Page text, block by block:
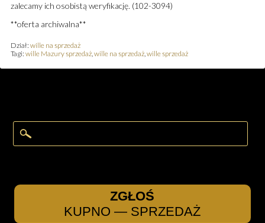
zalecamy ich osobistą weryfikację. (102-3094)
**oferta archiwalna**
Dział: wille na sprzedaż
Tagi: wille Mazury sprzedaż,wille na sprzedaż,wille sprzedaż
ZGŁOŚ
KUPNO — SPRZEDAŻ